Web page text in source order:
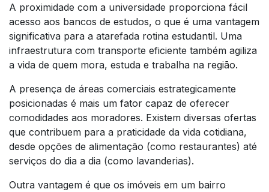
A proximidade com a universidade proporciona fácil
acesso aos bancos de estudos, o que é uma vantagem
significativa para a atarefada rotina estudantil. Uma
infraestrutura com transporte eficiente também agiliza
a vida de quem mora, estuda e trabalha na região.
A presença de áreas comerciais estrategicamente
posicionadas é mais um fator capaz de oferecer
comodidades aos moradores. Existem diversas ofertas
que contribuem para a praticidade da vida cotidiana,
desde opções de alimentação (como restaurantes) até
serviços do dia a dia (como lavanderias).
Outra vantagem é que os imóveis em um bairro